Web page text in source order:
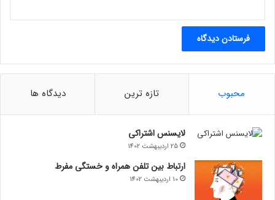
محبوب تازه ترین دیدگاه ها
لایسنس اشتراکی
25 اردیبهشت 1402
ارتباط بین تلفن همراه و خستگی مفرط
10 اردیبهشت 1402